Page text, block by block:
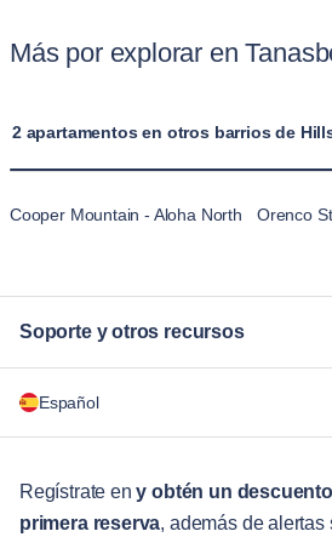
Más por explorar en
2 apartamentos en otros barrios de
Cooper Mountain - Aloha North Orenco
Soporte y otros recursos
Para las empresas
Servicios para huéspedes
Guías de ciudades
Español
English
Português
Regístrate eny obtén un
primera reserva, además de